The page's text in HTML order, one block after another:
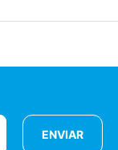
ENVIAR